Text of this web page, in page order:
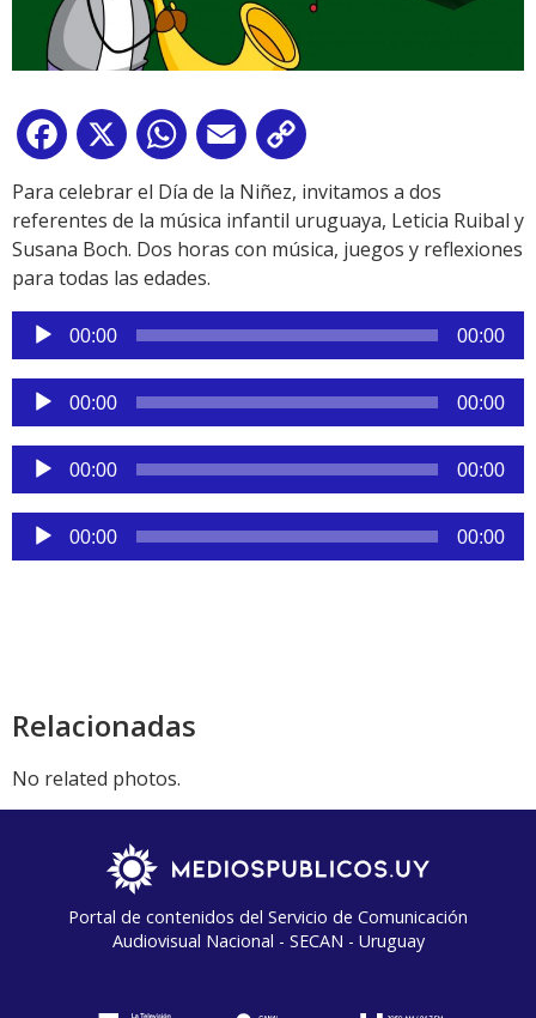
Facebook
X WhatsApp
Email
Link
Para celebrar el Día de la Niñez, invitamos a dos
referentes de la música infantil uruguaya, Leticia Ruibal y
Susana Boch. Dos horas con música, juegos y reflexiones
para todas las edades.
Reproductor
de
audio
00:00 00:00
Reproductor
de
audio
00:00 00:00
Reproductor
de
audio
00:00 00:00
Reproductor
de
00:00 00:00
Relacionadas
No related photos.
Portal de contenidos del Servicio de Comunicación
Audiovisual Nacional - SECAN - Uruguay